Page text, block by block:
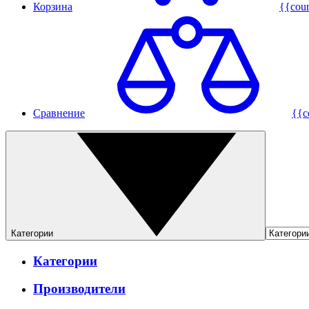
Корзина
Сравнение
Категории
Категории
Производители